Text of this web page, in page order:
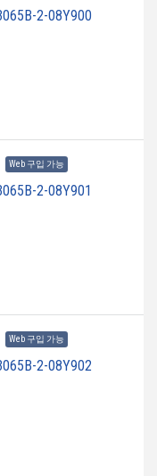
2-08Y900
Web 구입 가능
2-08Y901
Web 구입 가능
2-08Y902